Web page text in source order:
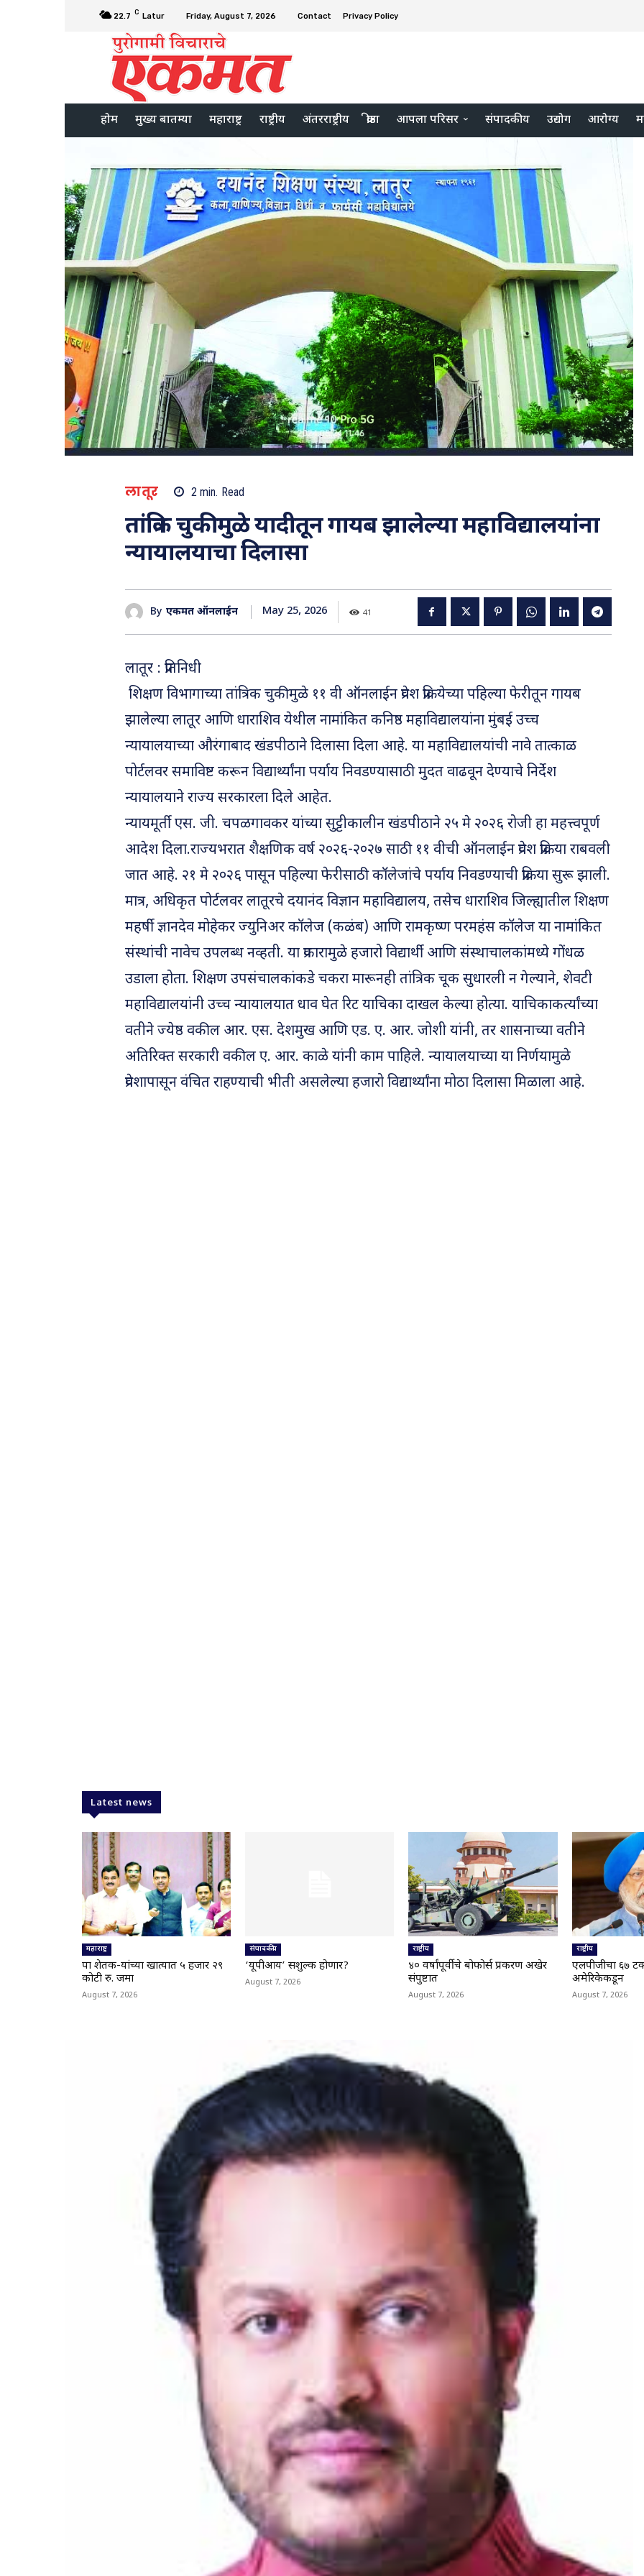
22.7 C Latur Friday, August 7, 2026 Contact Privacy Policy
होम मुख्य बातम्या महाराष्ट्र राष्ट्रीय अंतरराष्ट्रीय क्रीडा आपला परिसर संपादकीय उद्योग आरोग्य
लातूर 2 min. Read
तांत्रिक चुकीमुळे यादीतून गायब झालेल्या महाविद्यालयांना
न्यायालयाचा दिलासा
By एकमत ऑनलाईन May 25, 2026 41
लातूर : प्रतिनिधी
शिक्षण विभागाच्या तांत्रिक चुकीमुळे ११ वी ऑनलाईन प्रवेश प्रक्रियेच्या पहिल्या फेरीतून गायब
झालेल्या लातूर आणि धाराशिव येथील नामांकित कनिष्ठ महाविद्यालयांना मुंबई उच्च
न्यायालयाच्या औरंगाबाद खंडपीठाने दिलासा दिला आहे. या महाविद्यालयांची नावे तात्काळ
पोर्टलवर समाविष्ट करून विद्यार्थ्यांना पर्याय निवडण्यासाठी मुदत वाढवून देण्याचे निर्देश
न्यायालयाने राज्य सरकारला दिले आहेत.
न्यायमूर्ती एस. जी. चपळगावकर यांच्या सुट्टीकालीन खंडपीठाने २५ मे २०२६ रोजी हा महत्त्वपूर्ण
आदेश दिला.राज्यभरात शैक्षणिक वर्ष २०२६-२०२७ साठी ११ वीची ऑनलाईन प्रवेश प्रक्रिया राबवली
जात आहे. २१ मे २०२६ पासून पहिल्या फेरीसाठी कॉलेजांचे पर्याय निवडण्याची प्रक्रिया सुरू झाली.
मात्र, अधिकृत पोर्टलवर लातूरचे दयानंद विज्ञान महाविद्यालय, तसेच धाराशिव जिल्ह्यातील शिक्षण
महर्षी ज्ञानदेव मोहेकर ज्युनिअर कॉलेज (कळंब) आणि रामकृष्ण परमहंस कॉलेज या नामांकित
संस्थांची नावेच उपलब्ध नव्हती. या प्रकारामुळे हजारो विद्यार्थी आणि संस्थाचालकांमध्ये गोंधळ
उडाला होता. शिक्षण उपसंचालकांकडे चकरा मारूनही तांत्रिक चूक सुधारली न गेल्याने, शेवटी
महाविद्यालयांनी उच्च न्यायालयात धाव घेत रिट याचिका दाखल केल्या होत्या. याचिकाकर्त्यांच्या
वतीने ज्येष्ठ वकील आर. एस. देशमुख आणि एड. ए. आर. जोशी यांनी, तर शासनाच्या वतीने
अतिरिक्त सरकारी वकील ए. आर. काळे यांनी काम पाहिले. न्यायालयाच्या या निर्णयामुळे
प्रवेशापासून वंचित राहण्याची भीती असलेल्या हजारो विद्यार्थ्यांना मोठा दिलासा मिळाला आहे.
Latest news
महाराष्ट्र
पात्र शेतक-यांच्या खात्यात ५ हजार २९
कोटी रु. जमा
August 7, 2026
संपादकीय
‘यूपीआय’ सशुल्क होणार?
August 7, 2026
राष्ट्रीय
४० वर्षांपूर्वीचे बोफोर्स प्रकरण अखेर
संपुष्टात
August 7, 2026
राष्ट्रीय
एलपीजीचा ६७
अमेरिकेकडून
August 7, 2026